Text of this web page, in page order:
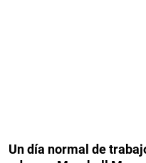
Un día normal de